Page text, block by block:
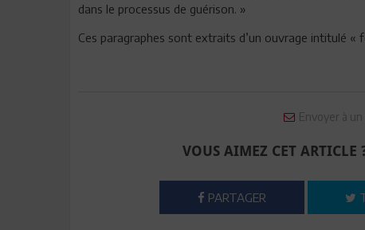
dans le processus de guérison. »
Ces paragraphes sont extraits d’un ouvrage intitulé «
Envoyer à un
VOUS AIMEZ CET ARTICLE
PARTAGER